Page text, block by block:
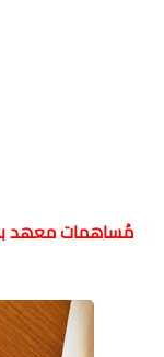
مُساهمات معهد